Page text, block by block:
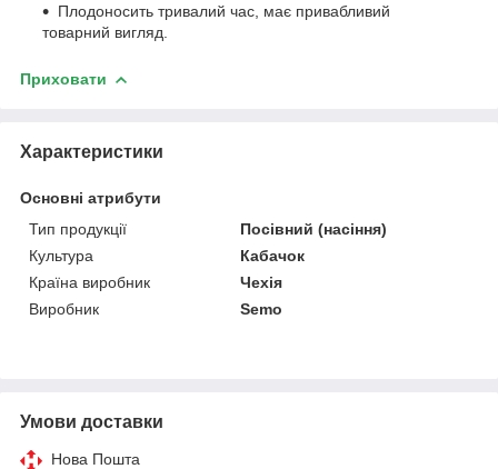
Плодоносить тривалий час, має привабливий
товарний вигляд.
Приховати
Характеристики
Основні атрибути
Тип продукції
Посівний (насіння)
Культура
Кабачок
Країна виробник
Чехія
Виробник
Semo
Умови доставки
Нова Пошта